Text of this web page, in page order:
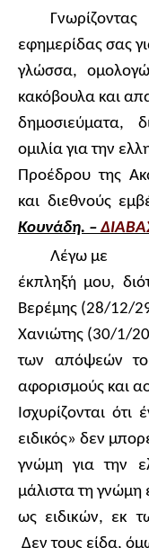
εφημερίδας σας
γλώσσα,
κακόβουλα και
δημοσιεύματα,
ομιλία για την
Προέδρου της
και διεθνούς
Κουνάδη. –
Λέγω με
έκπληξή μου,
Βερέμης (28/12/
Χανιώτης (30/1/
των απόψεών
αφορισμούς και
Ισχυρίζονται
ειδικός» δεν
γνώμη για την
μάλιστα τη γνώμη
ως ειδικών, εκ
Δεν τους είδα,